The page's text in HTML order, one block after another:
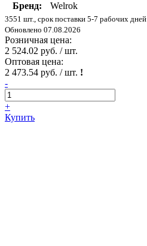
Бренд:
Welrok
3551 шт., срок поставки 5-7 рабочих дней
Обновлено 07.08.2026
Розничная цена:
2 524.02 руб. / шт.
Оптовая цена:
2 473.54 руб. / шт. !
-
+
Купить